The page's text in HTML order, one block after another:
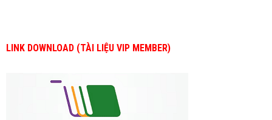
LINK DOWNLOAD (TÀI LIỆU VIP MEMBER)